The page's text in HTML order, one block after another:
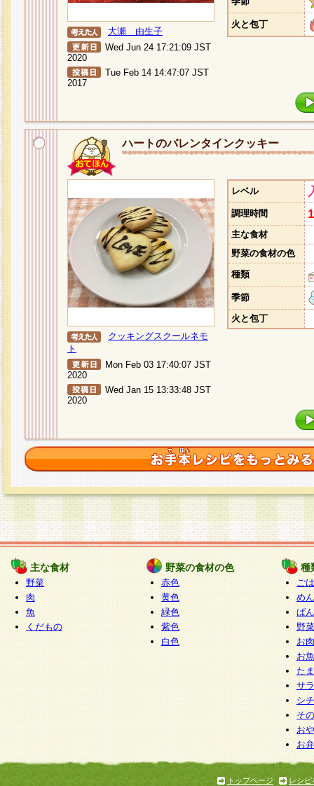
大瀬 由生子
Wed Jun 24 17:21:09 JST
2020
Tue Feb 14 14:47:07 JST
2017
火と包丁
ハートのバレンタインクッキー
クッキングスクールネモ
ト
Mon Feb 03 17:40:07 JST
2020
Wed Jan 15 13:33:48 JST
2020
レベル
調理時間
主な食材
野菜の食材の色
種類
季節
火と包丁
主な食材
野菜
肉
魚
くだもの
野菜の食材の色
赤色
黄色
緑色
紫色
白色
種
ご
めん
ぱん
野
お
お
た
サ
シ
そ
お
お
トップページ
レシピ